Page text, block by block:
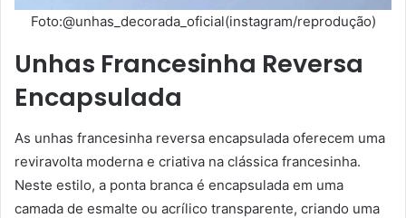
Foto:@unhas_decorada_oficial(instagram/reprodução)
Unhas Francesinha Reversa
Encapsulada
As unhas francesinha reversa encapsulada oferecem uma
reviravolta moderna e criativa na clássica francesinha.
Neste estilo, a ponta branca é encapsulada em uma
camada de esmalte ou acrílico transparente, criando uma